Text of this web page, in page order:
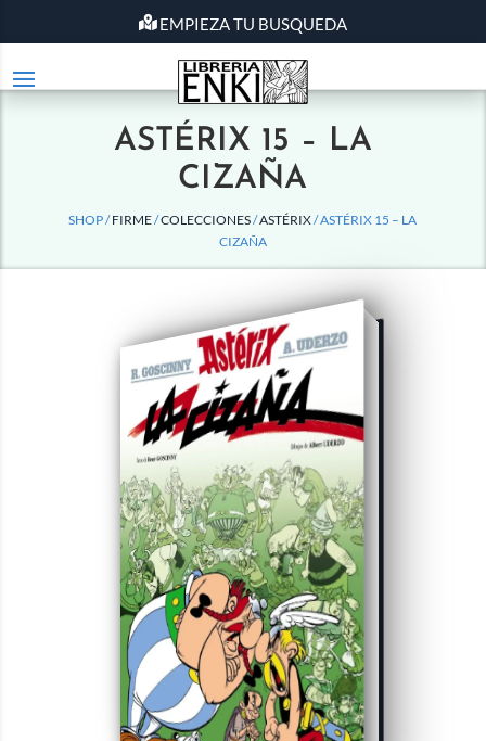
EMPIEZA TU BUSQUEDA
ASTÉRIX 15 – LA
CIZAÑA
SHOP /FIRME/COLECCIONES/ASTÉRIX/ ASTÉRIX 15 – LA
CIZAÑA